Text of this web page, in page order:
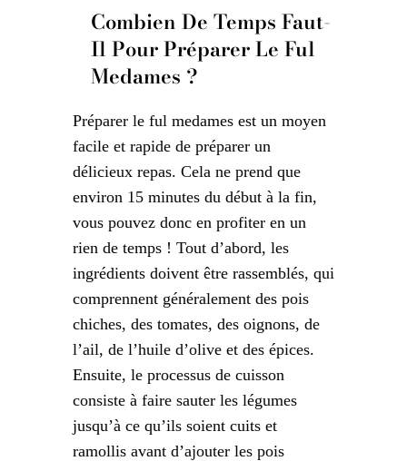
Combien De Temps Faut-
Il Pour Préparer Le Ful
Medames ?
Préparer le ful medames est un moyen
facile et rapide de préparer un
délicieux repas. Cela ne prend que
environ 15 minutes du début à la fin,
vous pouvez donc en profiter en un
rien de temps ! Tout d’abord, les
ingrédients doivent être rassemblés, qui
comprennent généralement des pois
chiches, des tomates, des oignons, de
l’ail, de l’huile d’olive et des épices.
Ensuite, le processus de cuisson
consiste à faire sauter les légumes
jusqu’à ce qu’ils soient cuits et
ramollis avant d’ajouter les pois